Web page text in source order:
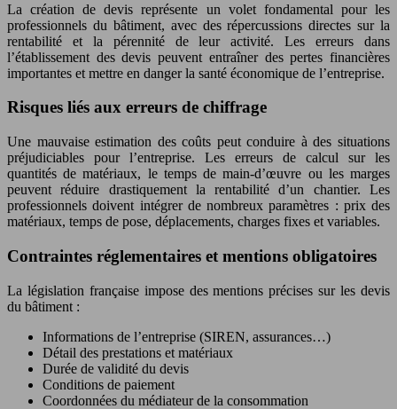
La création de devis représente un volet fondamental pour les
professionnels du bâtiment, avec des répercussions directes sur la
rentabilité et la pérennité de leur activité. Les erreurs dans
l’établissement des devis peuvent entraîner des pertes financières
importantes et mettre en danger la santé économique de l’entreprise.
Risques liés aux erreurs de chiffrage
Une mauvaise estimation des coûts peut conduire à des situations
préjudiciables pour l’entreprise. Les erreurs de calcul sur les
quantités de matériaux, le temps de main-d’œuvre ou les marges
peuvent réduire drastiquement la rentabilité d’un chantier. Les
professionnels doivent intégrer de nombreux paramètres : prix des
matériaux, temps de pose, déplacements, charges fixes et variables.
Contraintes réglementaires et mentions obligatoires
La législation française impose des mentions précises sur les devis
du bâtiment :
Informations de l’entreprise (SIREN, assurances…)
Détail des prestations et matériaux
Durée de validité du devis
Conditions de paiement
Coordonnées du médiateur de la consommation